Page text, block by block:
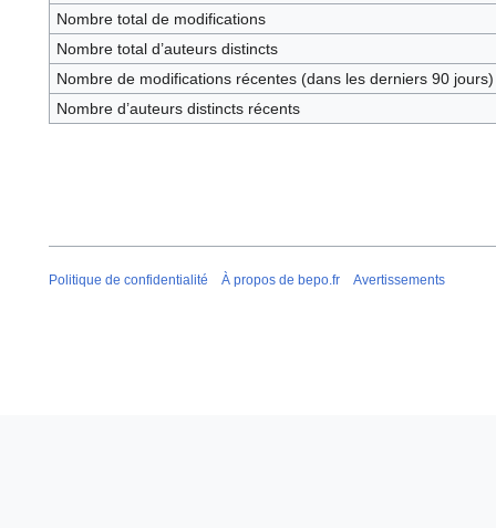
Nombre total de modifications
Nombre total d’auteurs distincts
Nombre de modifications récentes (dans les derniers 90 jours)
Nombre d’auteurs distincts récents
Politique de confidentialité À propos de bepo.fr Avertissements